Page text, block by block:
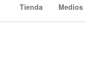
Tienda
Medios